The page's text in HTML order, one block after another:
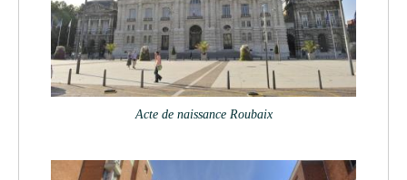
Acte de naissance Roubaix